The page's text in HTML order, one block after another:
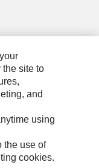
the site to
and
using
the use of
cookies.